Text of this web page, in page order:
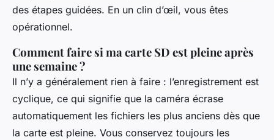
des étapes guidées. En un clin d’œil, vous êtes
opérationnel.
Comment faire si ma carte SD est pleine après
une semaine ?
Il n’y a généralement rien à faire : l’enregistrement est
cyclique, ce qui signifie que la caméra écrase
automatiquement les fichiers les plus anciens dès que
la carte est pleine. Vous conservez toujours les